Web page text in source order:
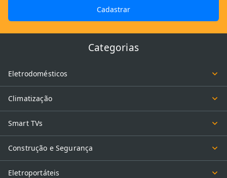
Cadastrar
Categorias
Eletrodomésticos
Climatização
Smart TVs
Construção e Segurança
Eletroportáteis